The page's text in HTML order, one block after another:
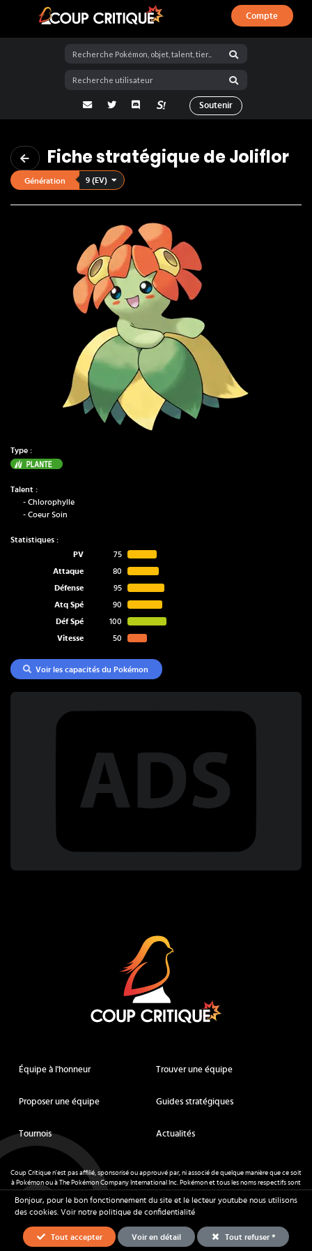
Coup Critique
Compte
adresse email
Twitter Discord La Salty Room sur Pokémon
Soutenir
Fiche stratégique de Joliflor
Génération 9 (EV)
Type :
Plante
Talent :
- Chlorophylle
- Coeur Soin
Statistiques :
PV
75
Attaque
80
Défense
95
Atq Spé
90
Déf Spé
100
Vitesse
50
Voir les capacités du Pokémon
Équipe à l'honneur Trouver une équipe
Proposer une équipe Guides stratégiques
Tournois Actualités
Coup Critique n'est pas affilié, sponsorisé ou approuvé par, ni associé de quelque manière que ce soit
à Pokémon ou à The Pokémon Company International Inc. Pokémon et tous les noms respectifs sont
des marques déposées et des marques déposées. © de Nintendo 1996-2026.
Mentions légales - CGU- Tous droits réservés - Coup Critique
Bonjour, pour le bon fonctionnement du site et le lecteur youtube nous utilisons
des cookies. Voir notre politique de confidentialité
Tout accepter Voir en détail Tout refuser *